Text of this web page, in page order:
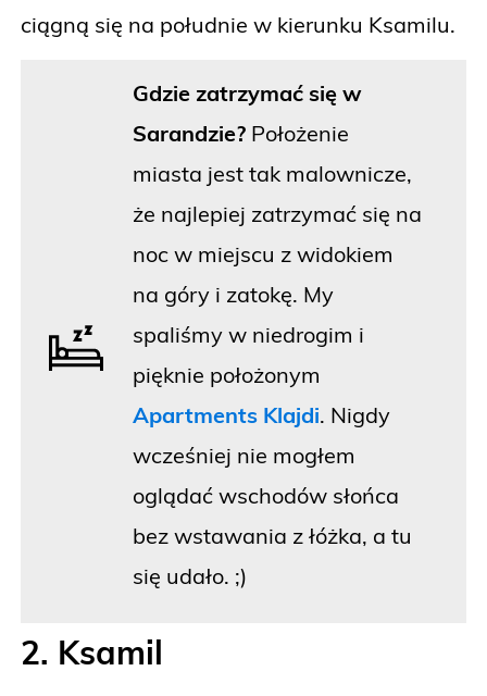
ciągną się na południe w kierunku Ksamilu.
Gdzie zatrzymać się w
Sarandzie?Położenie
miasta jest tak malownicze,
że najlepiej zatrzymać się na
noc w miejscu z widokiem
na góry i zatokę. My
spaliśmy w niedrogim i
pięknie położonym
Apartments Klajdi. Nigdy
wcześniej nie mogłem
oglądać wschodów słońca
bez wstawania z łóżka, a tu
się udało. ;)
2. Ksamil